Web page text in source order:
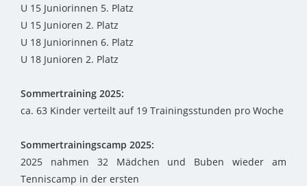
U 15 Juniorinnen 5. Platz
U 15 Junioren 2. Platz
U 18 Juniorinnen 6. Platz
U 18 Junioren 2. Platz
Sommertraining 2025:
ca. 63 Kinder verteilt auf 19 Trainingsstunden pro Woche
Sommertrainingscamp 2025:
2025 nahmen 32 Mädchen und Buben wieder am
Tenniscamp in der ersten